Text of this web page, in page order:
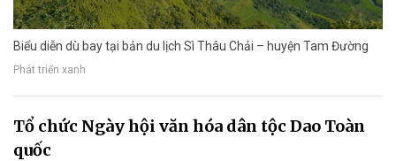
Biểu diễn dù bay tại bản du lịch Sì Thâu Chải – huyện Tam Đường
Phát triển xanh
Tổ chức Ngày hội văn hóa dân tộc Dao Toàn
quốc